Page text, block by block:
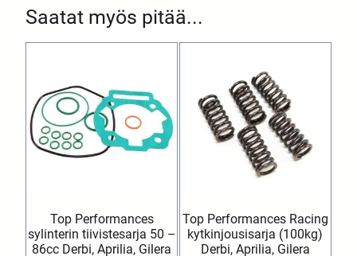
Saatat myös pitää...
Top Performances
sylinterin tiivistesarja 50 –
86cc Derbi, Aprilia, Gilera
Top Performances Racing
kytkinjousisarja (100kg)
Derbi, Aprilia, Gilera